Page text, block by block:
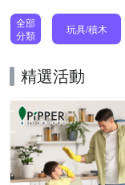
全部
分類
玩具/積木
精選活動